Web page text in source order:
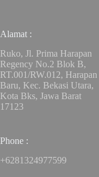
Alamat :
Ruko, Jl. Prima Harapan
Regency No.2 Blok B,
RT.001/RW.012, Harapan
Baru, Kec. Bekasi Utara,
Kota Bks, Jawa Barat
17123
Phone :
+6281324977599